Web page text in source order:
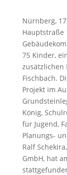
Nürnberg,
75 Kinder,
zusätzlichen
Fischbach.
Projekt im
König,
für Jugend,
Planungs-
Ralf
GmbH, hat